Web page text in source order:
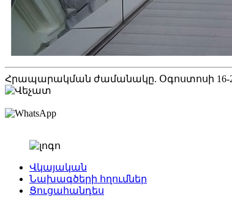
Հրապարակման ժամանակը. Օգոստոսի 16-
Վկայական
Նախագծերի հղումներ
Ցուցահանդես